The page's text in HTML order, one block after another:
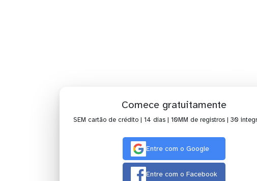
Comece gratuitamente
SEM cartão de crédito | 14 dias | 10MM de registros | 30
Entre com o Google
Entre com o Facebook